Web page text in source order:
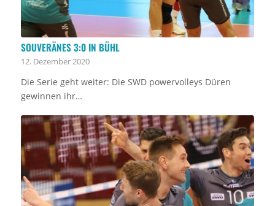
SOUVERÄNES 3:0 IN BÜHL
12. Dezember 2020
Die Serie geht weiter: Die SWD powervolleys Düren
gewinnen ihr…